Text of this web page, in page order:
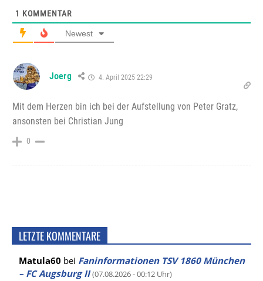
1 KOMMENTAR
Newest
Joerg 4. April 2025 22:29
Mit dem Herzen bin ich bei der Aufstellung von Peter Gratz,
ansonsten bei Christian Jung
0
LETZTE KOMMENTARE
Matula60 bei Faninformationen TSV 1860 München
– FC Augsburg II (07.08.2026 - 00:12 Uhr)